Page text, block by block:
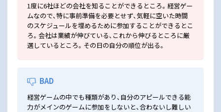
1度に6社ほどの会社を知ることができるところ。経営ゲー
ムなので、特に事前準備を必要とせず、気軽に空いた時間
のスケジュールを埋めるために参加することができるとこ
ろ。会社は業績が伸びている、これから伸びるところに厳
選しているところ。その日の自分の順位が出る。
BAD
経営ゲームの中でも種類があり、自分のアピールできる能
力がメインのゲームに参加をしないと、合わないし難しい